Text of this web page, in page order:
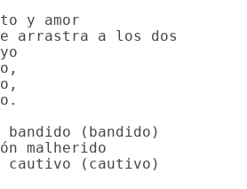
y amor
arrastra a los dos
bandido (bandido)
malherido
cautivo (cautivo)